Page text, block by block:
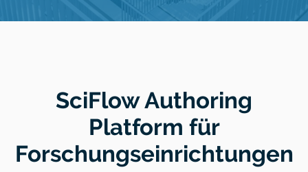
SciFlow Authoring
Platform für
Forschungseinrichtungen